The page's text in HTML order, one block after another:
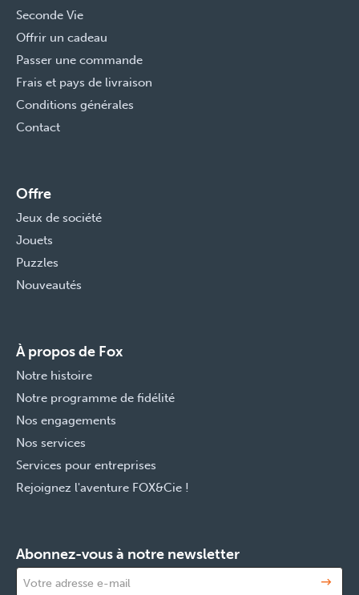
Seconde Vie
Offrir un cadeau
Passer une commande
Frais et pays de livraison
Conditions générales
Contact
Offre
Jeux de société
Jouets
Puzzles
Nouveautés
À propos de Fox
Notre histoire
Notre programme de fidélité
Nos engagements
Nos services
Services pour entreprises
Rejoignez l'aventure FOX&Cie !
Abonnez-vous à notre newsletter